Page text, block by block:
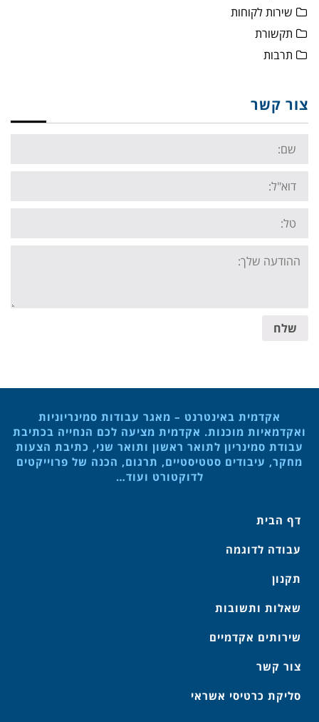
שירות לקוחות
תקשורת
תרבות
צור קשר
Name:
Email:
Tel:
Your
message:
שלח
אקדמית באינטרנט – מאגר עבודות סמינריוניות
ואקדמאיות מוכנות. אקדמית מציעה לכם הנחייה בכתיבת
עבודת סמינריון לתואר ראשון ותואר שני, כתיבת הצעות
מחקר, עיבודים סטטיסטיים, תרגום, הכנה של פרוייקטים
לדוקטורט ועוד…
דף הבית
עבודה לדוגמה
תקנון
שאלות ותשובות
שירותים אקדמיים
צור קשר
סליקת כרטיסי אשראי